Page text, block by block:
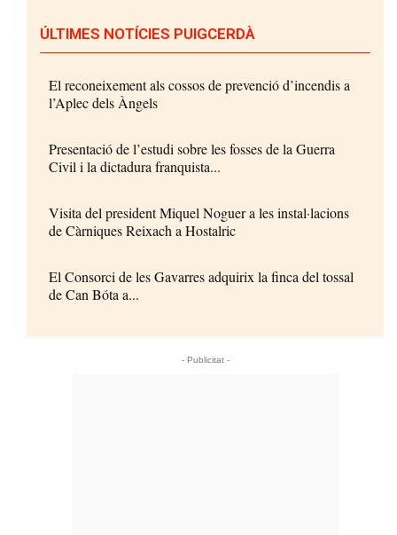
ÚLTIMES NOTÍCIES PUIGCERDÀ
El reconeixement als cossos de prevenció d’incendis a
l’Aplec dels Àngels
Presentació de l’estudi sobre les fosses de la Guerra
Civil i la dictadura franquista...
Visita del president Miquel Noguer a les instal·lacions
de Càrniques Reixach a Hostalric
El Consorci de les Gavarres adquirix la finca del tossal
de Can Bóta a...
- Publicitat -